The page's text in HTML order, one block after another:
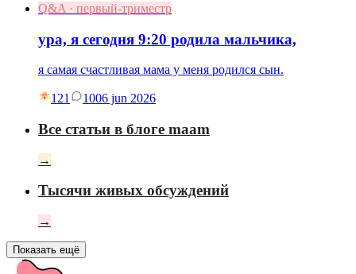
Q&A · первый-триместр
ура, я сегодня 9:20 родила мальчика,
я самая счастливая мама у меня родился сын.
121 1006 jun 2026
Все статьи в блоге maam
→
Тысячи живых обсуждений
→
Показать ещё